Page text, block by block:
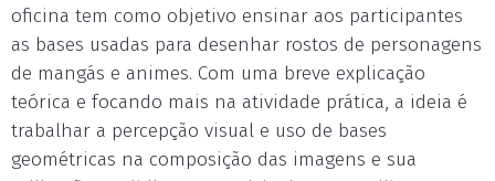
oficina tem como objetivo ensinar aos participantes
as bases usadas para desenhar rostos de personagens
de mangás e animes. Com uma breve explicação
teórica e focando mais na atividade prática, a ideia é
trabalhar a percepção visual e uso de bases
geométricas na composição das imagens e sua